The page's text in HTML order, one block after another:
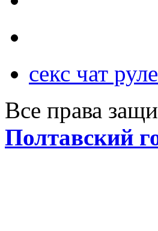
секс чат
Все права
Полтавский